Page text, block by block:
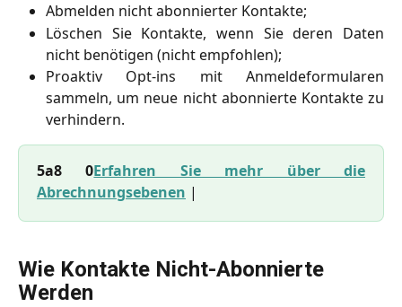
Abmelden nicht abonnierter Kontakte;
Löschen Sie Kontakte, wenn Sie deren Daten
nicht benötigen (nicht empfohlen);
Proaktiv Opt-ins mit Anmeldeformularen
sammeln, um neue nicht abonnierte Kontakte zu
verhindern.
5a8 0Erfahren Sie mehr über die
Abrechnungsebenen |
Wie Kontakte Nicht-Abonnierte
Werden